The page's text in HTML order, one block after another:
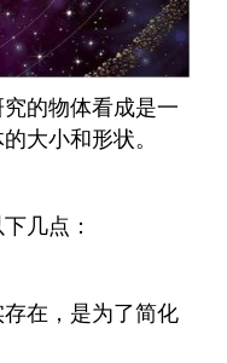
的物体看成是一
大小和形状。
几点：
在，是为了简化